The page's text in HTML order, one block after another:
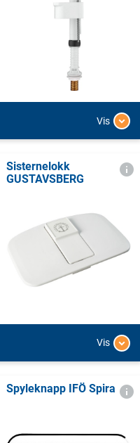
Vis
Sisternelokk
GUSTAVSBERG
Vis
Spyleknapp IFÖ Spira